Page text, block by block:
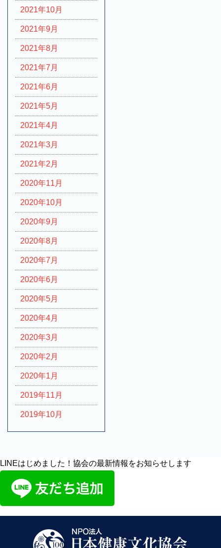
2021年10月
2021年9月
2021年8月
2021年7月
2021年6月
2021年5月
2021年4月
2021年3月
2021年2月
2020年11月
2020年10月
2020年9月
2020年8月
2020年7月
2020年6月
2020年5月
2020年4月
2020年3月
2020年2月
2020年1月
2019年11月
2019年10月
LINEはじめました！協会の最新情報をお知らせします